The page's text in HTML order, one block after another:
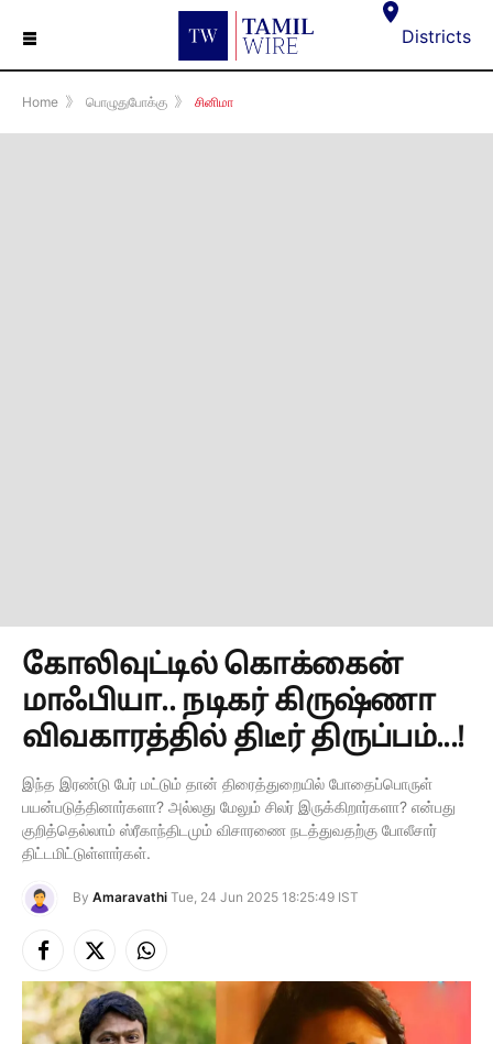
☰ Districts
Home 》 பொழுதுபோக்கு 》 சினிமா
கோலிவுட்டில் கொக்கைன்
மாஃபியா.. நடிகர் கிருஷ்ணா
விவகாரத்தில் திடீர் திருப்பம்...!
இந்த இரண்டு பேர் மட்டும் தான் திரைத்துறையில் போதைப்பொருள்
பயன்படுத்தினார்களா? அல்லது மேலும் சிலர் இருக்கிறார்களா? என்பது
குறித்தெல்லாம் ஸ்ரீகாந்திடமும் விசாரணை நடத்துவதற்கு போலீசார்
திட்டமிட்டுள்ளார்கள்.
By Amaravathi Tue, 24 Jun 2025 18:25:49 IST
Facebook
X
(Twitter)
Instagram